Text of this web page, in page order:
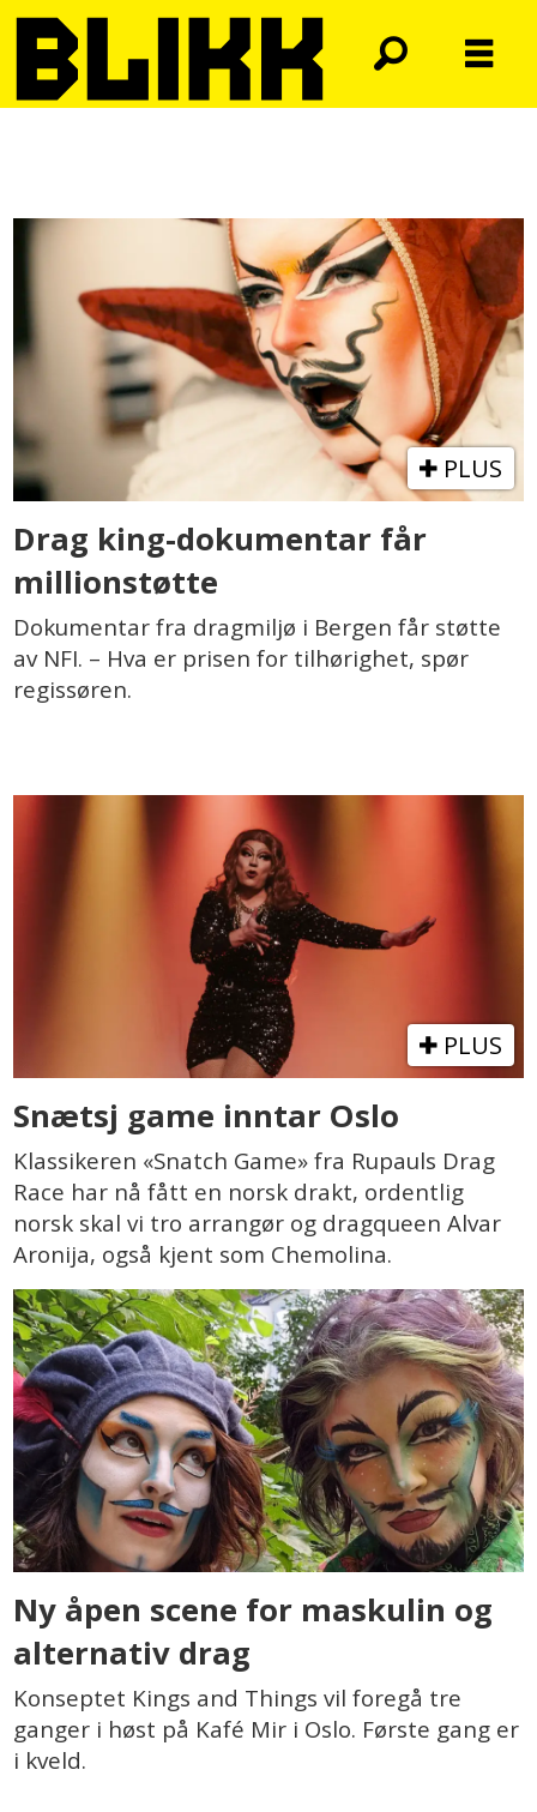
drag
king
PLUS
Drag king-dokumentar får
millionstøtte
Dokumentar fra dragmiljø i Bergen får støtte
av NFI. – Hva er prisen for tilhørighet, spør
regissøren.
PLUS
Snætsj game inntar Oslo
Klassikeren «Snatch Game» fra Rupauls Drag
Race har nå fått en norsk drakt, ordentlig
norsk skal vi tro arrangør og dragqueen Alvar
Aronija, også kjent som Chemolina.
Ny åpen scene for maskulin og
alternativ drag
Konseptet Kings and Things vil foregå tre
ganger i høst på Kafé Mir i Oslo. Første gang er
i kveld.